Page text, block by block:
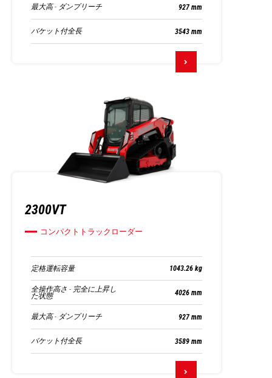
最大高 - ダンプリーチ 927 mm
バケット付全長 3543 mm
2300VT
コンパクトトラックローダー
定格運転容量 1043.26 kg
全操作高さ - 完全に上昇し
た状態 4026 mm
最大高 - ダンプリーチ 927 mm
バケット付全長 3589 mm